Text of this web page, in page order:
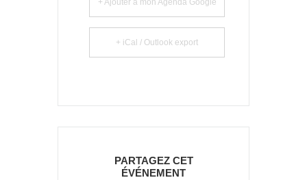
+ Ajouter à mon Agenda Google
+ iCal / Outlook export
PARTAGEZ CET
ÉVÉNEMENT